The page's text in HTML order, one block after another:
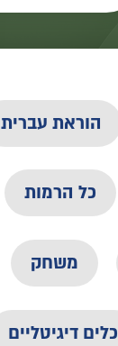
הוראת עברית
כל הרמות
משחק
כלים דיגיטליים